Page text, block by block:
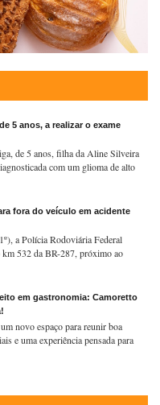
5 anos, a realizar o exame
de 5 anos, filha da Aline Silveira
com um glioma de alto
fora do veículo em acidente
a Polícia Rodoviária Federal
532 da BR-287, próximo ao
em gastronomia: Camoretto
novo espaço para reunir boa
e uma experiência pensada para